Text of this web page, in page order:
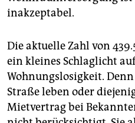
inakzeptabel.
Die aktuelle Zahl von
ein kleines Schlaglicht
Wohnungslosigkeit.
Straße leben oder
Mietvertrag bei